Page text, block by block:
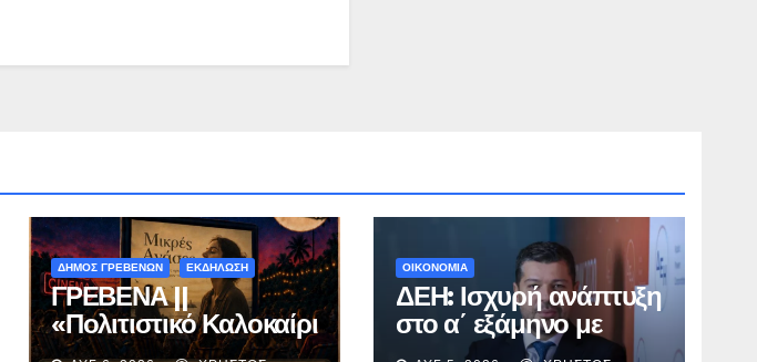
ΔΗΜΟΣ ΓΡΕΒΕΝΩΝ ΕΚΔΗΛΩΣΗ
ΓΡΕΒΕΝΑ ||
«Πολιτιστικό Καλοκαίρι
2026» : Θερινό Σινεμά
ΟΙΚΟΝΟΜΙΑ
ΔΕΗ: Ισχυρή ανάπτυξη
στο α΄ εξάμηνο με
προσαρμοσμένο